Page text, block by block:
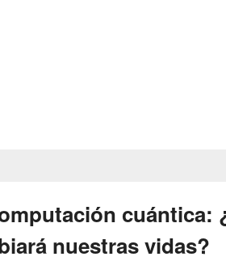
cuántica:
nuestras vidas?